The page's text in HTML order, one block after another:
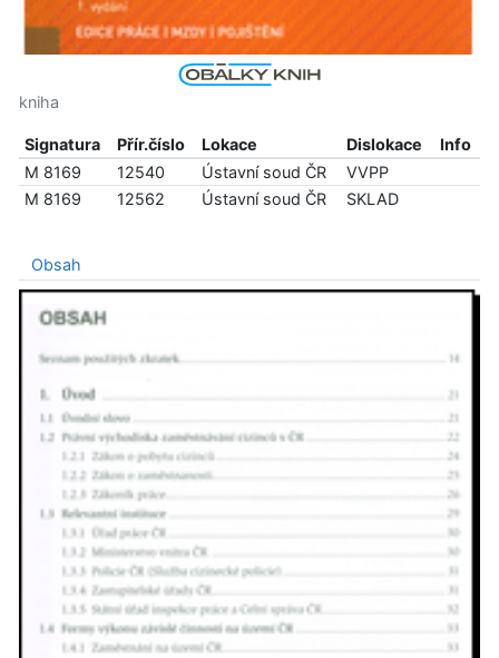
kniha
Signatura Přír.číslo Lokace Dislokace
Info
M 8169
12540 Ústavní soud ČR
VVPP
M 8169
12562 Ústavní soud ČR SKLAD
Obsah